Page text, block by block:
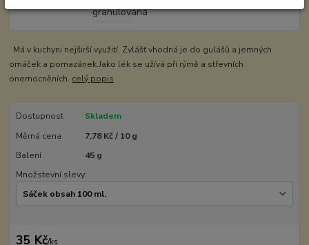
Má v kuchyni nejširší využití. Zvlášť vhodná je do gulášů a jemných
omáček a pomazánek.Jako lék se užívá při rýmě a střevních
onemocněních. celý popis
Dostupnost
Skladem
Měrná cena
7,78 Kč / 10 g
Balení
45 g
Množstevní slevy:
35 Kč/ks